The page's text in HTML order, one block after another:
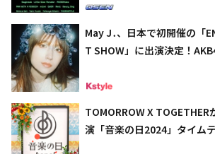
May J․、日本で初開催の「
T SHOW」に出演決定！
TOMORROW X TOGETHER
演「音楽の日2024」タイム